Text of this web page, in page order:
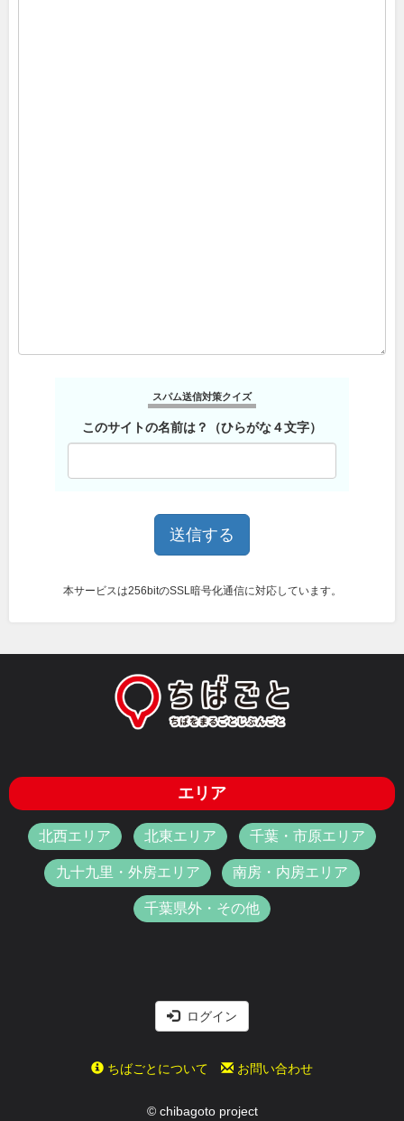
スパム送信対策クイズ
このサイトの名前は？（ひらがな４文字）
本サービスは256bitのSSL暗号化通信に対応しています。
エリア
北西エリア 北東エリア 千葉・市原エリア
九十九里・外房エリア 南房・内房エリア
千葉県外・その他
ログイン
ちばごとについて お問い合わせ
© chibagoto project